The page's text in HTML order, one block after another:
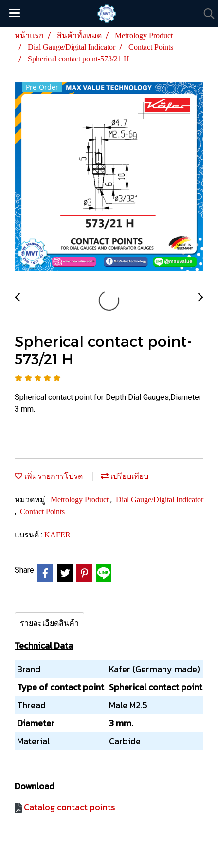
หน้าแรก สินค้าทั้งหมด
Metrology Product
Dial Gauge/Digital Indicator
Contact Points
Spherical contact point-573/21 H
Pre-Order
Spherical contact point-
573/21 H
Spherical contact point for Depth Dial Gauges,Diameter
3 mm.
เพิ่มรายการโปรด เปรียบเทียบ
หมวดหมู่ : Metrology Product , Dial Gauge/Digital Indicator
, Contact Points
แบรนด์ : KAFER
Share
รายละเอียดสินค้า
Technical Data
Brand
Kafer (Germany made)
Type of contact point Spherical contact point
Thread
Male M2.5
Diameter
3 mm.
Material
Carbide
Download
Catalog contact points